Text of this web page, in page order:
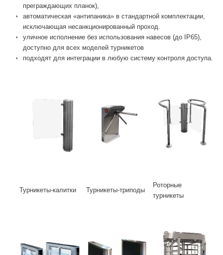
преграждающих планок),
автоматическая «антипаника» в стандартной комплектации,
исключающая несанкционированный проход.
уличное исполнение без использования навесов (до IP65),
доступно для всех моделей турникетов
подходят для интеграции в любую систему контроля доступа.
Турникеты-калитки Турникеты-триподы
Роторные
турникеты